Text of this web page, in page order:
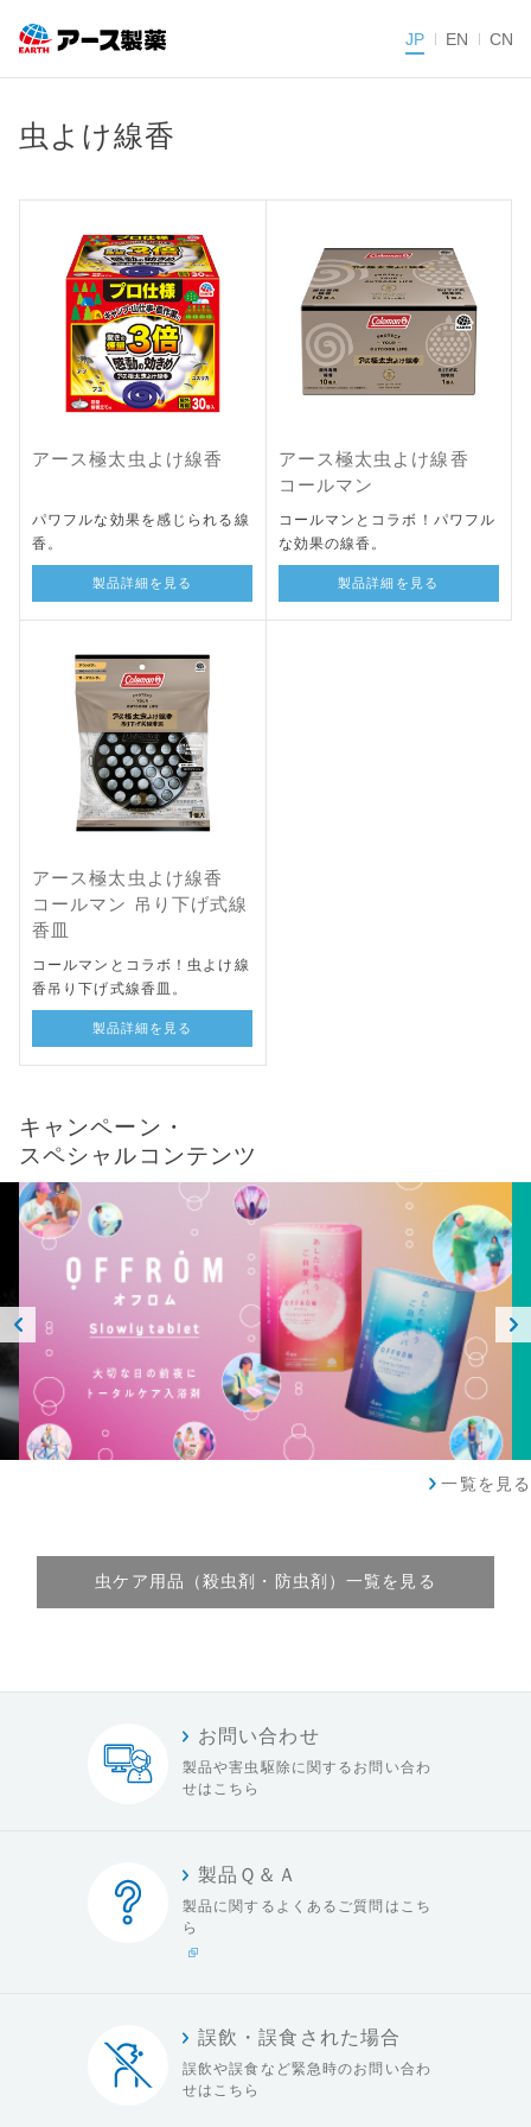
JP EN CN
虫よけ線香
アース極太虫よけ線香
パワフルな効果を感じられる線
香。
製品詳細を見る
アース極太虫よけ線香
コールマン
コールマンとコラボ！パワフル
な効果の線香。
製品詳細を見る
アース極太虫よけ線香
コールマン 吊り下げ式線
香皿
コールマンとコラボ！虫よけ線
香吊り下げ式線香皿。
製品詳細を見る
キャンペーン・
スペシャルコンテンツ
ious
一覧を見る
虫ケア用品（殺虫剤・防虫剤）一覧を見る
お問い合わせ
製品や害虫駆除に関する お問い合わ
せはこちら
製品Ｑ＆Ａ
製品に関するよくある ご質問はこち
ら
誤飲・誤食された場合
誤飲や誤食など緊急時のお問い合わ
せはこちら